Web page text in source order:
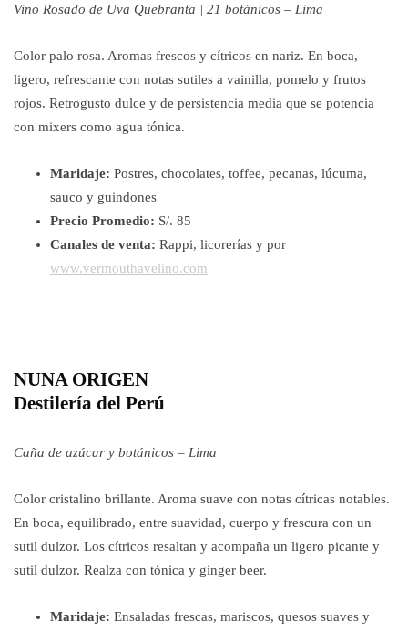
Vino Rosado de Uva Quebranta | 21 botánicos – Lima
Color palo rosa. Aromas frescos y cítricos en nariz. En boca,
ligero, refrescante con notas sutiles a vainilla, pomelo y frutos
rojos. Retrogusto dulce y de persistencia media que se potencia
con mixers como agua tónica.
Maridaje: Postres, chocolates, toffee, pecanas, lúcuma,
sauco y guindones
Precio Promedio: S/. 85
Canales de venta: Rappi, licorerías y por
www.vermouthavelino.com
NUNA ORIGEN
Destilería del Perú
Caña de azúcar y botánicos – Lima
Color cristalino brillante. Aroma suave con notas cítricas notables.
En boca, equilibrado, entre suavidad, cuerpo y frescura con un
sutil dulzor. Los cítricos resaltan y acompaña un ligero picante y
sutil dulzor. Realza con tónica y ginger beer.
Maridaje: Ensaladas frescas, mariscos, quesos suaves y